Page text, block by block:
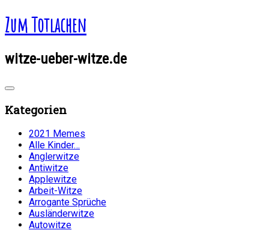
Zum Totlachen
witze-ueber-witze.de
Kategorien
2021 Memes
Alle Kinder…
Anglerwitze
Antiwitze
Applewitze
Arbeit-Witze
Arrogante Sprüche
Ausländerwitze
Autowitze